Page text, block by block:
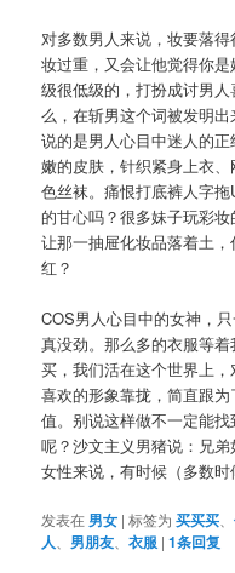
对多数男人来说，妆要落
妆过重，又会让他觉得你
级很低级的，打扮成讨男
么，在斩男这个词被发明
说的是男人心目中迷人的
嫩的皮肤，针织紧身上衣
色丝袜。痛恨打底裤人字
的甘心吗？很多妹子玩彩
让那一抽屉化妆品落着土
红？
COS男人心目中的女神，
真没劲。那么多的衣服等
买，我们活在这个世界上
喜欢的形象靠拢，简直跟
值。别说这样做不一定能
呢？沙文主义男猪说：兄
女性来说，有时候（多数
发表在 男女 |标签为 买买买 、
人
男朋友 、衣服 |1条回复